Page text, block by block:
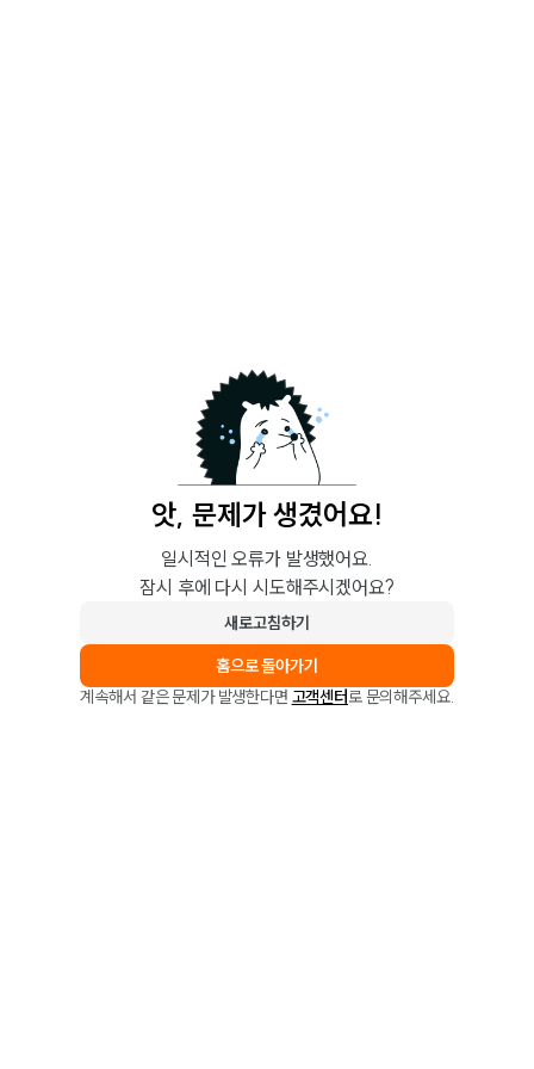
앗, 문제가 생겼어요!
일시적인 오류가 발생했어요.
잠시 후에 다시 시도해주시겠어요?
새로고침하기
홈으로 돌아가기
계속해서 같은 문제가 발생한다면 고객센터로 문의해주세요.